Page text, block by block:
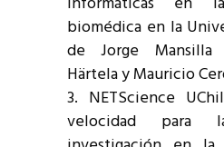
biomédica en la
de Jorge Mansilla
Härtela y Mauricio
NETScience
velocidad